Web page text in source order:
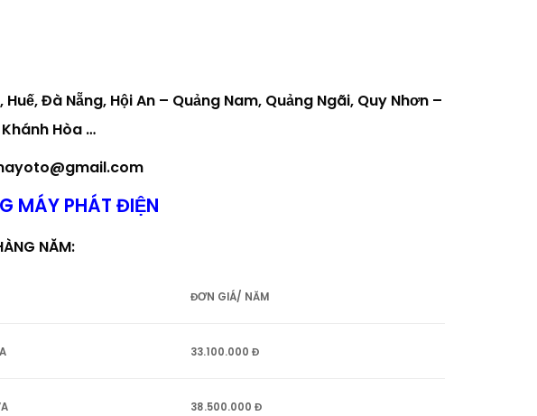
Đà Nẵng, Hội An – Quảng Nam, Quảng Ngãi, Quy Nhơn –
Hòa …
MÁY PHÁT ĐIỆN
NĂM:
ĐƠN GIÁ/ NĂM
33.100.000 Đ
38.500.000 Đ